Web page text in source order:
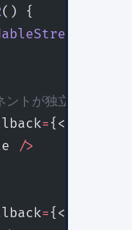
() {
トが独立してデ
=
/>
=